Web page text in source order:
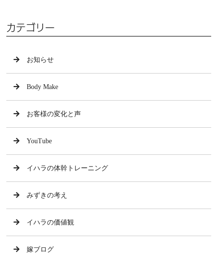
カテゴリー
お知らせ
Body Make
お客様の変化と声
YouTube
イハラの体幹トレーニング
みずきの考え
イハラの価値観
嫁ブログ